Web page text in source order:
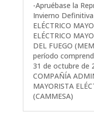
-Apruébase la
Invierno
ELÉCTRICO
ELÉCTRICO
DEL FUEGO
período
31 de octubre de
COMPAÑÍA
MAYORISTA
(CAMMESA)